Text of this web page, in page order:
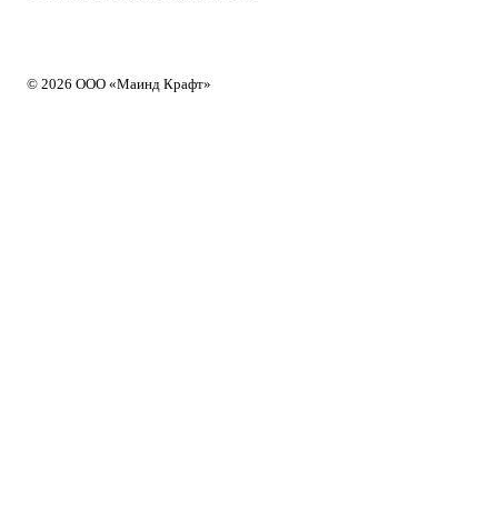
© 2026 ООО «Маинд Крафт»